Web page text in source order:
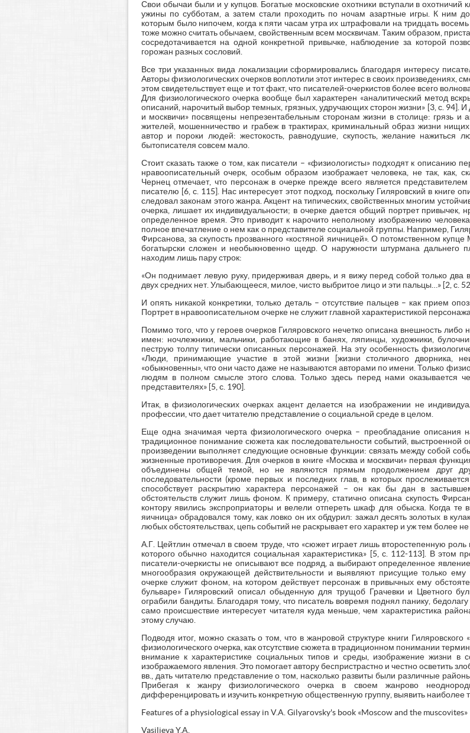
Свои обычаи были и у купцов. Богатые московские охотники вступали в охотничий
ужины по субботам, а затем стали проходить по ночам азартные игры. К ним
которым было нипочем, когда к пяти часам утра их штрафовали на тридцать
тоже можно считать обычаем, свойственным всем москвичам. Таким образом,
сосредотачивается на одной конкретной привычке, наблюдение за которой
горожан разных сословий.
Все три указанных вида локализации сформировались благодаря интересу
Авторы физиологических очерков воплотили этот интерес в своих произведениях,
этом свидетельствует еще и тот факт, что писателей-очеркистов более всего
Для физиологического очерка вообще был характерен «аналитический метод
описаний, нарочитый выбор темных, грязных, удручающих сторон жизни» [3, с. 94]. И
и москвичи» посвящены непрезентабельным сторонам жизни в столице: грязь и
жителей, мошенничество и грабеж в трактирах, криминальный образ жизни
автор и пороки людей: жестокость, равнодушие, скупость, желание нажиться
бытописателя совсем мало.
Стоит сказать также о том, как писатели – «физиологисты» подходят к описанию
нравоописательный очерк, особым образом изображает человека, не так, как,
Чернец отмечает, что персонаж в очерке прежде всего является
писателю [6, с. 115]. Нас интересует этот подход, поскольку Гиляровский в книге
следовал законам этого жанра. Акцент на типических, свойственных многим
очерка, лишает их индивидуальности; в очерке дается общий портрет
определенное время. Это приводит к нарочито неполному изображению
полное впечатление о нем как о представителе социальной группы. Например,
Фирсанова, за скупость прозванного «костяной яичницей». О потомственном
богатырски сложен и необыкновенно щедр. О наружности штурмана дальнего
находим лишь пару строк:
«Он поднимает левую руку, придерживая дверь, и я вижу перед собой только два
двух средних нет. Улыбающееся, милое, чисто выбритое лицо и эти пальцы…» [2, с.
И опять никакой конкретики, только деталь – отсутствие пальцев – как прием
Портрет в нравоописательном очерке не служит главной характеристикой персонажа.
Помимо того, что у героев очерков Гиляровского нечетко описана внешность либо
имен: ночлежники, мальчики, работающие в банях, ляпинцы, художники,
пеструю толпу типически описанных персонажей. На эту особенность
«Люди, принимающие участие в этой жизни [жизни столичного дворника,
«обыкновенны», что они часто даже не называются авторами по имени. Только
людям в полном смысле этого слова. Только здесь перед нами оказывается
представителях» [5, с. 190].
Итак, в физиологических очерках акцент делается на изображении не
профессии, что дает читателю представление о социальной среде в целом.
Еще одна значимая черта физиологического очерка – преобладание описания
традиционное понимание сюжета как последовательности событий,
произведении выполняет следующие основные функции: связать между собой
жизненные противоречия. Для очерков в книге «Москва и москвичи» первая
объединены общей темой, но не являются прямым продолжением друг
последовательности (кроме первых и последних глав, в которых
способствует раскрытию характера персонажей – он как бы дан в
обстоятельств служит лишь фоном. К примеру, статично описана скупость
контору явились экспроприаторы и велели отпереть шкаф для обыска. Когда те
яичница» обрадовался тому, как ловко он их обдурил: зажал десять золотых в
любых обстоятельствах, цепь событий не раскрывает его характер и уж тем более не
А.Г. Цейтлин отмечал в своем труде, что «сюжет играет лишь второстепенную роль
которого обычно находится социальная характеристика» [5, с. 112-113]. В этом
писатели-очеркисты не описывают все подряд, а выбирают определенное
многообразия окружающей действительности и выявляют присущие только
очерке служит фоном, на котором действует персонаж в привычных ему
бульваре» Гиляровский описал обыденную для трущоб Грачевки и Цветного
ограбили бандиты. Благодаря тому, что писатель вовремя поднял панику,
само происшествие интересует читателя куда меньше, чем характеристика
этому случаю.
Подводя итог, можно сказать о том, что в жанровой структуре книги Гиляровского
физиологического очерка, как отсутствие сюжета в традиционном понимании
внимание к характеристике социальных типов и среды, изображение жизни в
изображаемого явления. Это помогает автору беспристрастно и честно осветить
вв., дать читателю представление о том, насколько развиты были различные
Прибегая к жанру физиологического очерка в своем жанрово
дифференцировать и изучить конкретную общественную группу, выявить наиболее
Features of a physiological essay in V.A. Gilyarovsky's book «Moscow and the muscovites»
Vasilieva Y.A.